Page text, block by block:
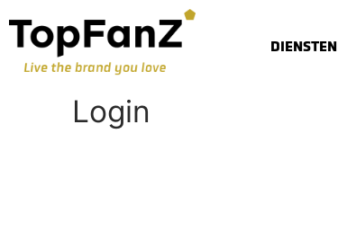
DIENSTEN
Login